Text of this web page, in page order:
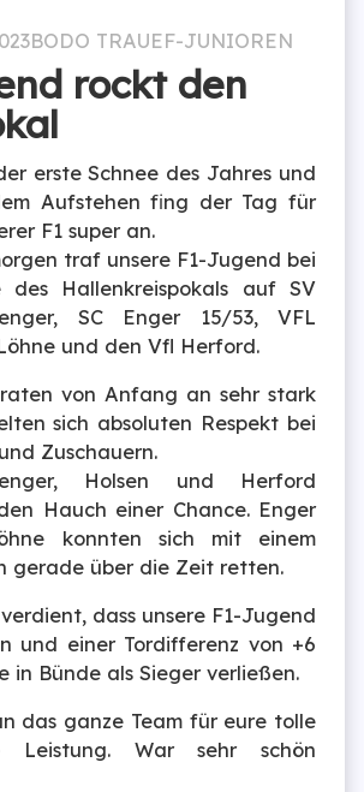
BODO TRAUEF-JUNIOREN
rockt den
erste Schnee des Jahres und
Aufstehen fing der Tag für
F1 super an.
traf unsere F1-Jugend bei
des Hallenkreispokals auf SV
SC Enger 15/53, VFL
und den Vfl Herford.
von Anfang an sehr stark
sich absoluten Respekt bei
Zuschauern.
Holsen und Herford
Hauch einer Chance. Enger
konnten sich mit einem
gerade über die Zeit retten.
dass unsere F1-Jugend
und einer Tordifferenz von +6
in Bünde als Sieger verließen.
das ganze Team für eure tolle
Leistung. War sehr schön